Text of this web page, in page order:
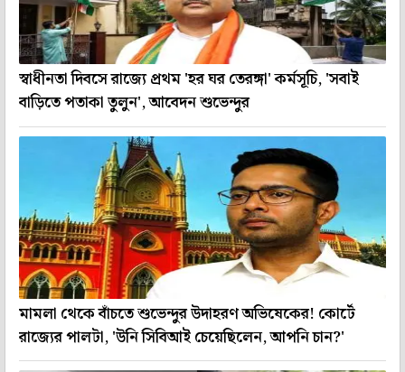
স্বাধীনতা দিবসে রাজ্যে প্রথম 'হর ঘর তেরঙ্গা' কর্মসূচি, 'সবাই
বাড়িতে পতাকা তুলুন', আবেদন শুভেন্দুর
মামলা থেকে বাঁচতে শুভেন্দুর উদাহরণ অভিষেকের! কোর্টে
রাজ্যের পালটা, 'উনি সিবিআই চেয়েছিলেন, আপনি চান?'